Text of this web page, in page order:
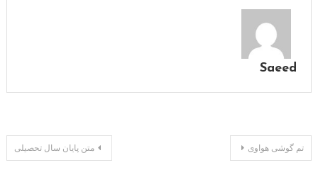
Saeed
راهبری
متن پایان سال تحصیلی تم گوشی هواوی